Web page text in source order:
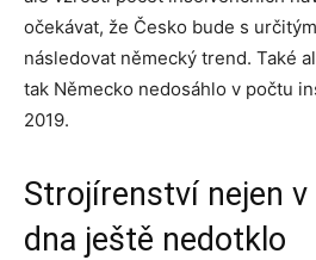
očekávat, že Česko bude s
následovat německý trend. Také
tak Německo nedosáhlo v počtu
2019.
Strojírenství nejen v
dna ještě nedotklo